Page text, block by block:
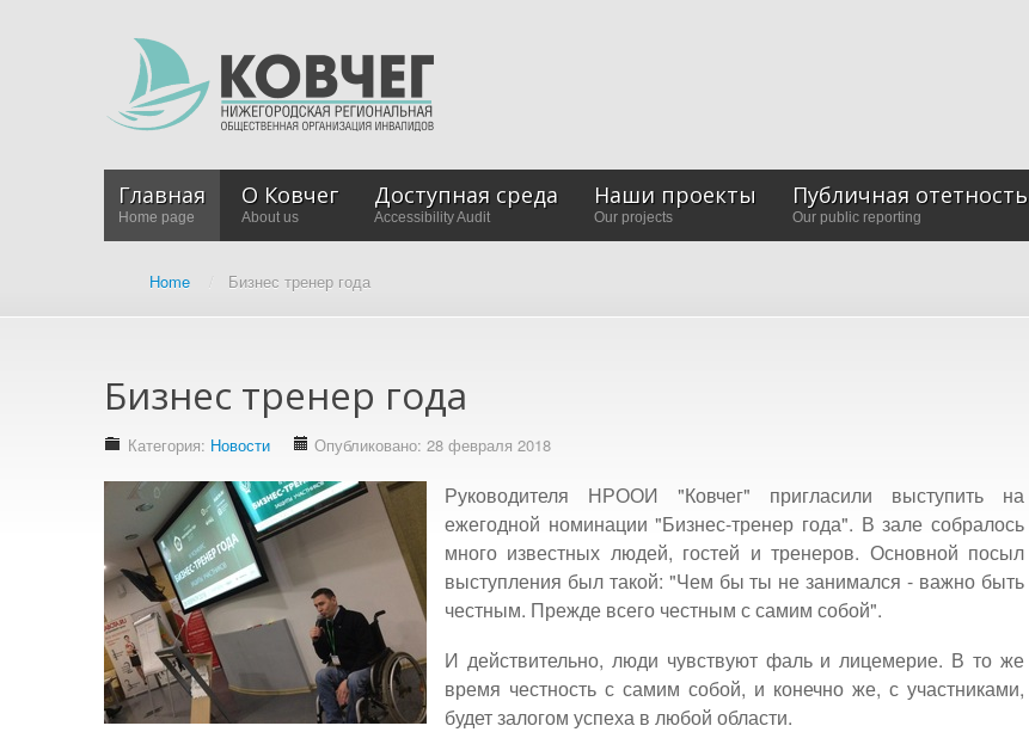
Главная
Home page
О Ковчег
About us
Доступная среда
Accessibility Audit
Наши проекты
Our projects
Публичная отетность
Our public reporting
Home Бизнес тренер года
Бизнес тренер года
Категория: Новости Опубликовано: 28 февраля 2018
Руководителя НРООИ "Ковчег" пригласили выступить на
ежегодной номинации "Бизнес-тренер года". В зале собралось
много известных людей, гостей и тренеров. Основной посыл
выступления был такой: "Чем бы ты не занимался - важно быть
честным. Прежде всего честным с самим собой".
И действительно, люди чувствуют фаль и лицемерие. В то же
время честность с самим собой, и конечно же, с участниками,
будет залогом успеха в любой области.